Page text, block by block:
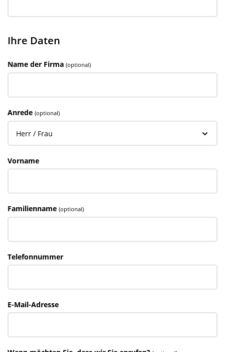
Ihre Daten
Name der Firma (optional)
Anrede (optional)
Vorname
Familienname (optional)
Telefonnummer
E-Mail-Adresse